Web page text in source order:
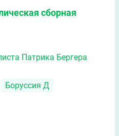
сборная
Патрика Бергера
Боруссия Д